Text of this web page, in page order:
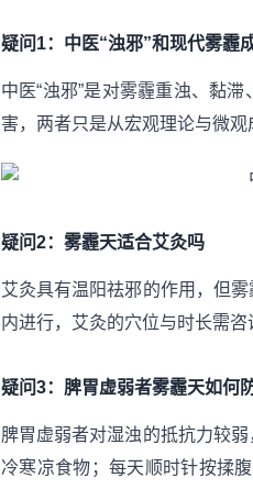
疑问1：中医“浊邪”和现代雾霾
中医“浊邪”是对雾霾重浊、黏
害，两者只是从宏观理论与微
疑问2：雾霾天适合艾灸吗
艾灸具有温阳祛邪的作用，但
内进行，艾灸的穴位与时长需
疑问3：脾胃虚弱者雾霾天如何
脾胃虚弱者对湿浊的抵抗力较
冷寒凉食物；每天顺时针按揉